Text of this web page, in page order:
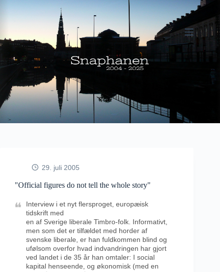
29. juli 2005
"Official figures do not tell the whole story"
Interview i et nyt flersproget, europæisk
tidskrift med
en af Sverige liberale Timbro-folk. Informativt,
men som det er tilfældet med horder af
svenske liberale, er han fuldkommen blind og
ufølsom overfor hvad indvandringen har gjort
ved landet i de 35 år han omtaler: I social
kapital henseende, og økonomisk (med en